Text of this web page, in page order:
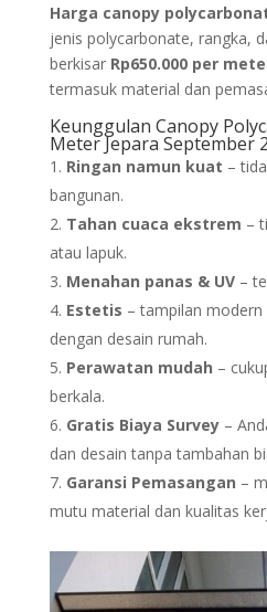
Harga canopy
jenis polycarbonate, rangka,
berkisarRp650.000 per
termasuk material dan
Keunggulan Canopy
Meter Jepara September
Ringan namun kuat –
bangunan.
Tahan cuaca ekstrem –
atau lapuk.
Menahan panas & UV–
Estetis – tampilan modern
dengan desain rumah.
Perawatan mudah –
berkala.
Gratis Biaya Survey–
dan desain tanpa tambahan
Garansi Pemasangan –
mutu material dan kualitas